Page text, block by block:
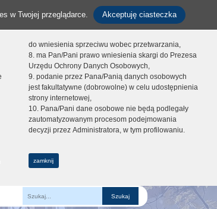
w Twojej przeglądarce. Akceptuję ciasteczka
do wniesienia sprzeciwu wobec przetwarzania,
8. ma Pan/Pani prawo wniesienia skargi do Prezesa
Urzędu Ochrony Danych Osobowych,
9. podanie przez Pana/Panią danych osobowych
jest fakultatywne (dobrowolne) w celu udostępnienia
strony internetowej,
10. Pana/Pani dane osobowe nie będą podlegały
zautomatyzowanym procesom podejmowania
decyzji przez Administratora, w tym profilowaniu.
zamknij
Fraza